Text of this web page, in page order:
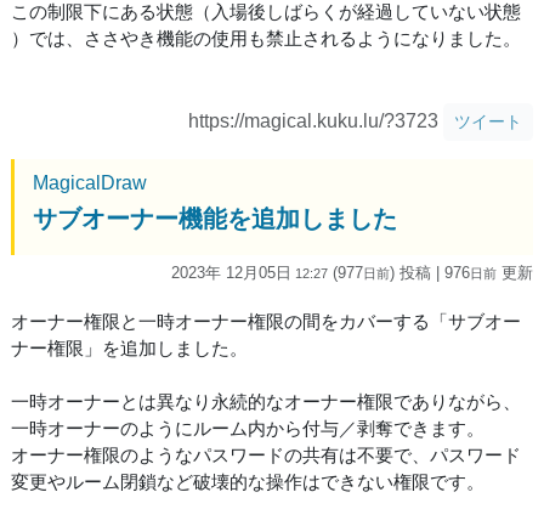
この制限下にある状態（入場後しばらくが経過していない状態
）では、ささやき機能の使用も禁止されるようになりました。
https://magical.kuku.lu/?3723 ツイート
MagicalDraw
サブオーナー機能を追加しました
2023年 12月05日 12:27 (977日前) 投稿 | 976日前 更新
オーナー権限と一時オーナー権限の間をカバーする「サブオー
ナー権限」を追加しました。
一時オーナーとは異なり永続的なオーナー権限でありながら、
一時オーナーのようにルーム内から付与／剥奪できます。
オーナー権限のようなパスワードの共有は不要で、パスワード
変更やルーム閉鎖など破壊的な操作はできない権限です。